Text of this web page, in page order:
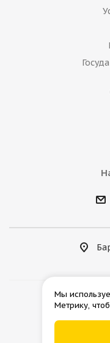
Мы
Метрику,